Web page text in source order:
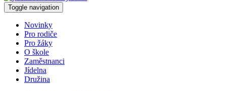
Toggle navigation
Novinky
Pro rodiče
Pro žáky
O škole
Zaměstnanci
Jídelna
Družina